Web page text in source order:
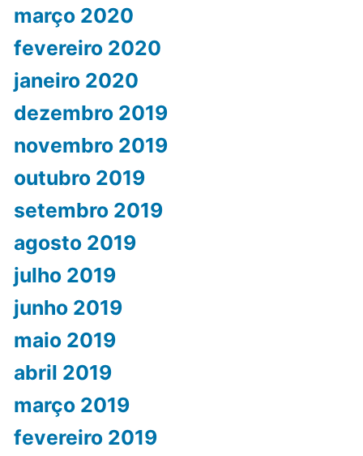
março 2020
fevereiro 2020
janeiro 2020
dezembro 2019
novembro 2019
outubro 2019
setembro 2019
agosto 2019
julho 2019
junho 2019
maio 2019
abril 2019
março 2019
fevereiro 2019